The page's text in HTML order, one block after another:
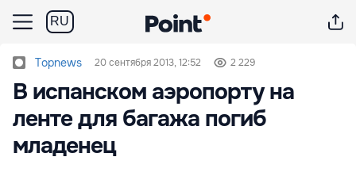
RU
Topnews 20 сентября 2013, 12:52 2 229
В испанском аэропорту на
ленте для багажа погиб
младенец